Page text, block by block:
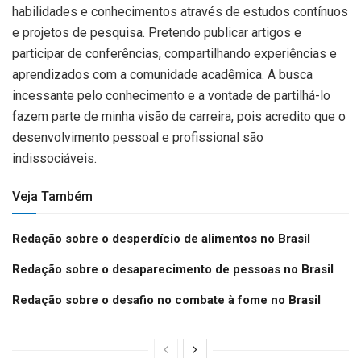
habilidades e conhecimentos através de estudos contínuos
e projetos de pesquisa. Pretendo publicar artigos e
participar de conferências, compartilhando experiências e
aprendizados com a comunidade acadêmica. A busca
incessante pelo conhecimento e a vontade de partilhá-lo
fazem parte de minha visão de carreira, pois acredito que o
desenvolvimento pessoal e profissional são
indissociáveis.
Veja Também
Redação sobre o desperdício de alimentos no Brasil
Redação sobre o desaparecimento de pessoas no Brasil
Redação sobre o desafio no combate à fome no Brasil